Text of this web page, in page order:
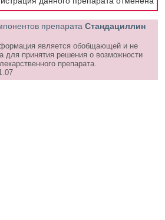
препарата Стандациллин
является обобщающей и не
для принятия решения о возможности
препарата.